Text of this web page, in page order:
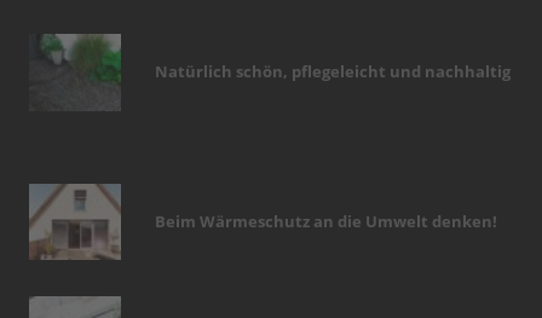
Natürlich schön, pflegeleicht und nachhaltig
Beim Wärmeschutz an die Umwelt denken!